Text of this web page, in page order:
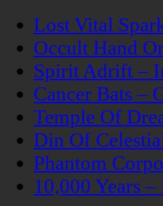
Lost Vital
Occult Hand
Spirit Adrift –
Cancer Bats –
Temple Of
Din Of
Phantom
10,000 Years